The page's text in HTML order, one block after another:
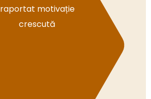
raportat motivație
crescută